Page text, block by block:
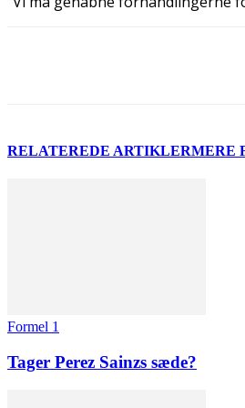
RELATEREDE ARTIKLERMERE
Formel 1
Tager Perez Sainzs sæde?